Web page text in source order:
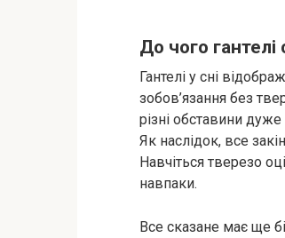
До чого
Гантелі у сні
зобов’язання без
різні обставини
Як наслідок, все
Навчіться тверезо
навпаки.
Все сказане має ще